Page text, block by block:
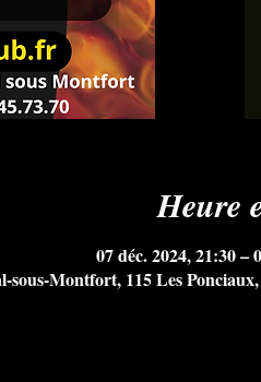
Heure
07 déc. 2024, 21:30 –
sous-Montfort, 115 Les